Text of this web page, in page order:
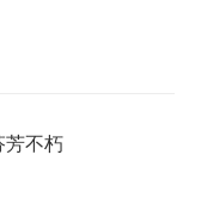
芳不朽